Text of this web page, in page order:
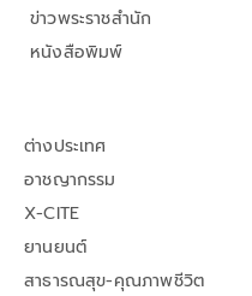
ข่าวพระราชสำนัก
หนังสือพิมพ์
ต่างประเทศ
อาชญากรรม
X-CITE
ยานยนต์
สาธารณสุข-คุณภาพชีวิต